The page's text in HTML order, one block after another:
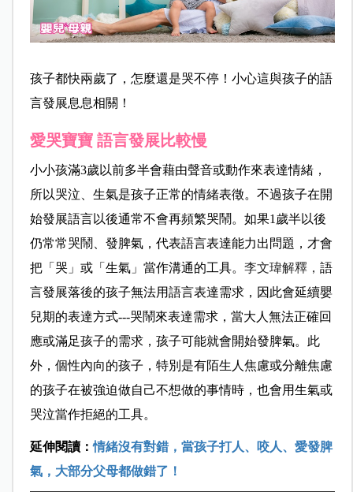
孩子都快兩歲了，怎麼還是哭不停！小心這與孩子的語
言發展息息相關！
愛哭寶寶 語言發展比較慢
小小孩滿3歲以前多半會藉由聲音或動作來表達情緒，
所以哭泣、生氣是孩子正常的情緒表徵。不過孩子在開
始發展語言以後通常不會再頻繁哭鬧。如果1歲半以後
仍常常哭鬧、發脾氣，代表語言表達能力出問題，才會
把「哭」或「生氣」當作溝通的工具。 李文瑋解釋， 語
言發展落後的孩子無法用語言表達需求，因此會延續嬰
兒期的表達方式---哭鬧來表達需求，當大人無法正確回
應或滿足孩子的需求，孩子可能就會開始發脾氣。此
外，個性內向的孩子，特別是有陌生人焦慮或分離焦慮
的孩子在被強迫做自己不想做的事情時，也會用生氣或
哭泣當作拒絕的工具。
延伸閱讀：情緒沒有對錯，當孩子打人、咬人、愛發脾
氣，大部分父母都做錯了！